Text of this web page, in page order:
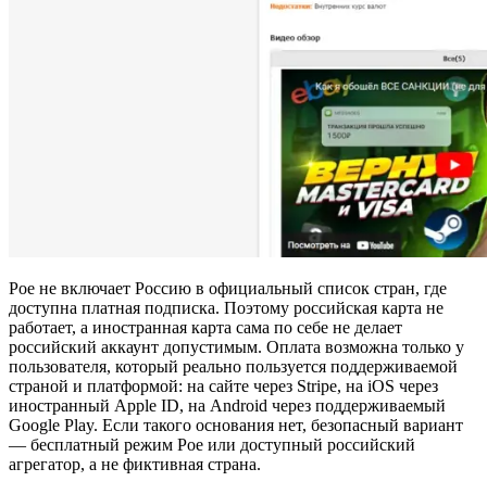
Poe не включает Россию в официальный список стран, где
доступна платная подписка. Поэтому российская карта не
работает, а иностранная карта сама по себе не делает
российский аккаунт допустимым. Оплата возможна только у
пользователя, который реально пользуется поддерживаемой
страной и платформой: на сайте через Stripe, на iOS через
иностранный Apple ID, на Android через поддерживаемый
Google Play. Если такого основания нет, безопасный вариант
— бесплатный режим Poe или доступный российский
агрегатор, а не фиктивная страна.